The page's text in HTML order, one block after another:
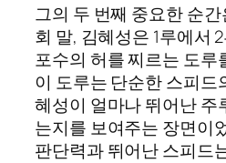
그의 두 번째 중요한 순
회 말, 김혜성은 1루에서
포수의 허를 찌르는 도루
이 도루는 단순한 스피드
혜성이 얼마나 뛰어난 주
는지를 보여주는 장면이
판단력과 뛰어난 스피드